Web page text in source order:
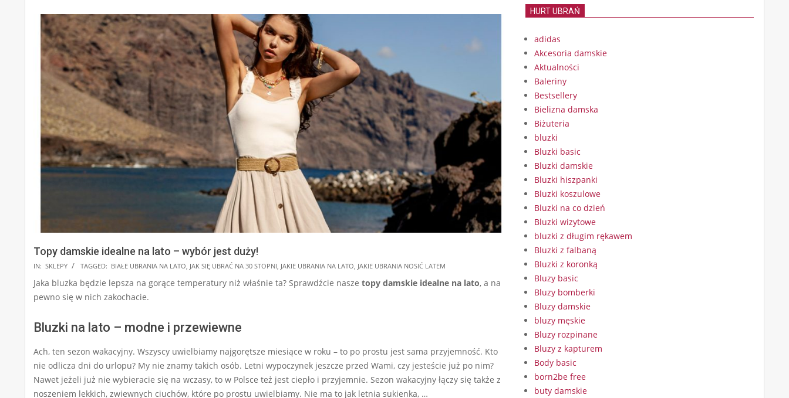
Topy damskie idealne na lato – wybór jest duży!
2025-
07-
28
IN: SKLEPY TAGGED: BIAŁE UBRANIA NA LATO, JAK SIĘ UBRAĆ NA 30 STOPNI, JAKIE UBRANIA NA LATO, JAKIE UBRANIA NOSIĆ LATEM
Jaka bluzka będzie lepsza na gorące temperatury niż właśnie ta? Sprawdźcie nasze topy damskie idealne na lato, a na
pewno się w nich zakochacie.
Bluzki na lato – modne i przewiewne
Ach, ten sezon wakacyjny. Wszyscy uwielbiamy najgorętsze miesiące w roku – to po prostu jest sama przyjemność. Kto
nie odlicza dni do urlopu? My nie znamy takich osób. Letni wypoczynek jeszcze przed Wami, czy jesteście już po nim?
Nawet jeżeli już nie wybieracie się na wczasy, to w Polsce też jest ciepło i przyjemnie. Sezon wakacyjny łączy się także z
noszeniem lekkich, zwiewnych ciuchów, które po prostu uwielbiamy. Nie ma to jak letnia sukienka, …
HURT UBRAŃ
adidas
Akcesoria damskie
Aktualności
Baleriny
Bestsellery
Bielizna damska
Biżuteria
bluzki
Bluzki basic
Bluzki damskie
Bluzki hiszpanki
Bluzki koszulowe
Bluzki na co dzień
Bluzki wizytowe
bluzki z długim rękawem
Bluzki z falbaną
Bluzki z koronką
Bluzy basic
Bluzy bomberki
Bluzy damskie
bluzy męskie
Bluzy rozpinane
Bluzy z kapturem
Body basic
born2be free
buty damskie